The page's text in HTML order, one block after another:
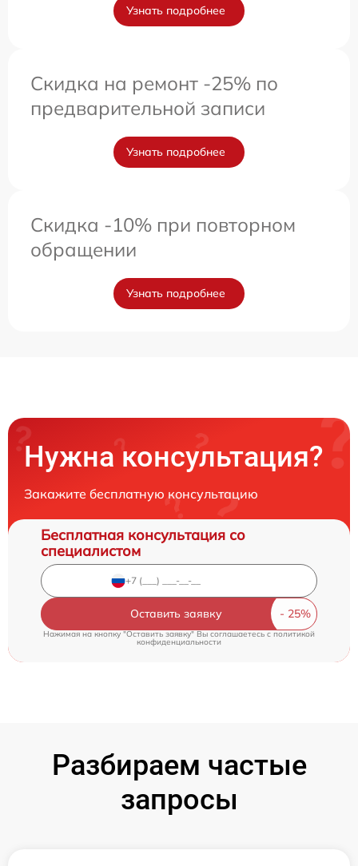
Узнать подробнее
Скидка на ремонт -25% по
предварительной записи
Узнать подробнее
Скидка -10% при повторном
обращении
Узнать подробнее
Нужна консультация?
Закажите бесплатную консультацию
Бесплатная консультация со
специалистом
Оставить заявку
Нажимая на кнопку "Оставить заявку" Вы соглашаетесь cполитикой
конфиденциальности
Разбираем частые
запросы